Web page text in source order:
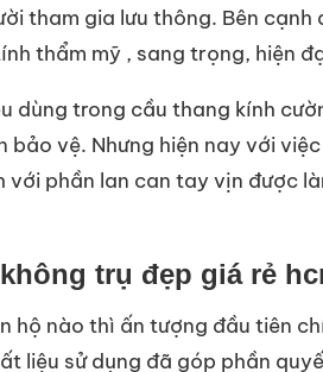
tham gia lưu thông. Bên
thẩm mỹ , sang trọng, hiện
dùng trong cầu thang kính
bảo vệ. Nhưng hiện nay với
với phần lan can tay vịn được
trụ đẹp giá rẻ
hộ nào thì ấn tượng đầu tiên
liệu sử dụng đã góp phần